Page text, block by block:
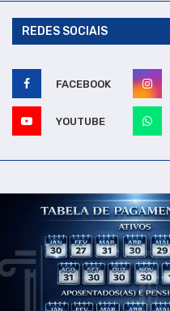
REDES SOCIAIS
FACEBOOK
YOUTUBE